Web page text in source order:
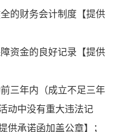
的财务会计制度【提供
资金的良好记录【提供
三年内（成立不足三年
动中没有重大违法记
供承诺函加盖公章】；